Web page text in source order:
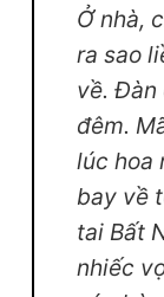
Ở nhà,
ra sao
về. Đàn
đêm.
lúc hoa
bay về
tai Bất
nhiếc